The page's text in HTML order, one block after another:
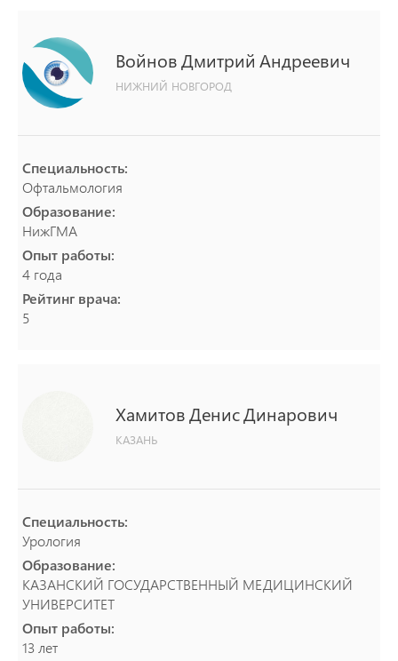
ВойновДмитрий Андреевич
НИЖНИЙ НОВГОРОД
Специальность:
Офтальмология
Образование:
НижГМА
Опыт работы:
4 года
Рейтинг врача:
5
ХамитовДенисДинарович
КАЗАНЬ
Специальность:
Урология
Образование:
КАЗАНСКИЙ ГОСУДАРСТВЕННЫЙ МЕДИЦИНСКИЙ
УНИВЕРСИТЕТ
Опыт работы:
13 лет